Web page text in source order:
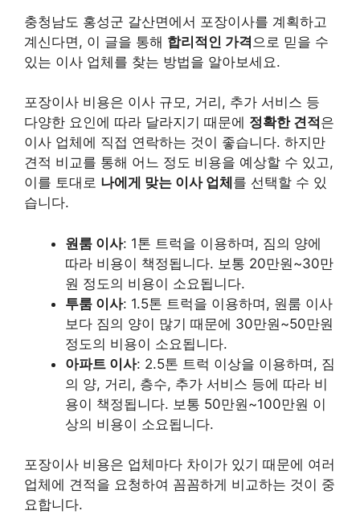
충청남도 홍성군 갈산면에서 포장이사를 계획하고
계신다면, 이 글을 통해 합리적인 가격 으로 믿을 수
있는 이사 업체를 찾는 방법을 알아보세요.
포장이사 비용은 이사 규모, 거리, 추가 서비스 등
다양한 요인에 따라 달라지기 때문에 정확한 견적 은
이사 업체에 직접 연락하는 것이 좋습니다. 하지만
견적 비교를 통해 어느 정도 비용을 예상할 수 있고,
이를 토대로 나에게 맞는 이사 업체 를 선택할 수 있
습니다.
원룸 이사: 1톤 트럭을 이용하며, 짐의 양에
따라 비용이 책정됩니다. 보통 20만원~30만
원 정도의 비용이 소요됩니다.
투룸 이사: 1.5톤 트럭을 이용하며, 원룸 이사
보다 짐의 양이 많기 때문에 30만원~50만원
정도의 비용이 소요됩니다.
아파트 이사: 2.5톤 트럭 이상을 이용하며, 짐
의 양, 거리, 층수, 추가 서비스 등에 따라 비
용이 책정됩니다. 보통 50만원~100만원 이
상의 비용이 소요됩니다.
포장이사 비용은 업체마다 차이가 있기 때문에 여러
업체에 견적을 요청하여 꼼꼼하게 비교하는 것이 중
요합니다.